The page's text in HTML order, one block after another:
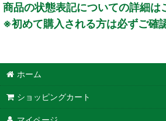
商品の状態表記についての詳細は
※初めて購入される方は必ずご確
ホーム
ショッピングカート